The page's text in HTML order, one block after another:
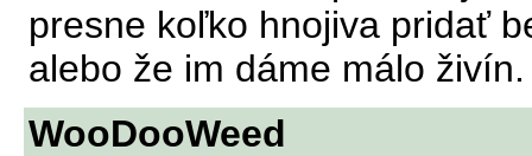
presne koľko hnojiva pridať
alebo že im dáme málo živín.
WooDooWeed